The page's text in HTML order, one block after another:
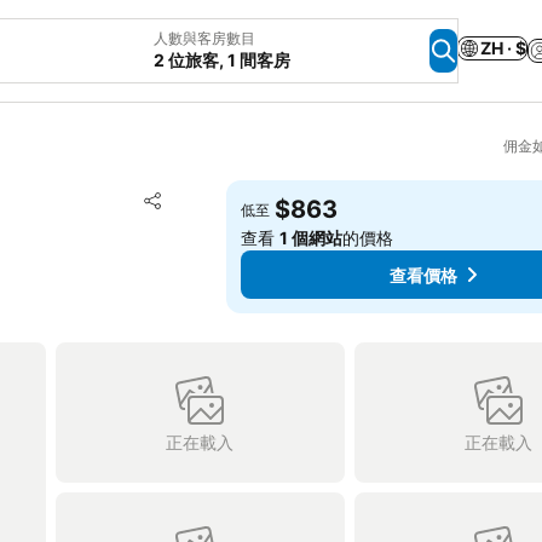
人數與客房數目
2 位旅客, 1 間客房
ZH · $
佣金
分享
放到收藏夾
低至 $863
查看1 個網站的價格
查看價格
正在載入 正在載入